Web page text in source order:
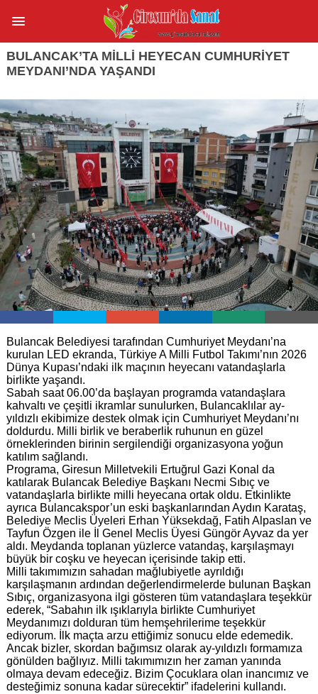
BULANCAK’TA MİLLİ HEYECAN CUMHURİYET
MEYDANI’NDA YAŞANDI
Bulancak Belediyesi tarafından Cumhuriyet Meydanı’na
kurulan LED ekranda, Türkiye A Milli Futbol Takımı’nın 2026
Dünya Kupası’ndaki ilk maçının heyecanı vatandaşlarla
birlikte yaşandı.
Sabah saat 06.00’da başlayan programda vatandaşlara
kahvaltı ve çeşitli ikramlar sunulurken, Bulancaklılar ay-
yıldızlı ekibimize destek olmak için Cumhuriyet Meydanı’nı
doldurdu. Milli birlik ve beraberlik ruhunun en güzel
örneklerinden birinin sergilendiği organizasyona yoğun
katılım sağlandı.
Programa, Giresun Milletvekili Ertuğrul Gazi Konal da
katılarak Bulancak Belediye Başkanı Necmi Sıbıç ve
vatandaşlarla birlikte milli heyecana ortak oldu. Etkinlikte
ayrıca Bulancakspor’un eski başkanlarından Aydın Karataş,
Belediye Meclis Üyeleri Erhan Yüksekdağ, Fatih Alpaslan ve
Tayfun Özgen ile İl Genel Meclis Üyesi Güngör Ayvaz da yer
aldı. Meydanda toplanan yüzlerce vatandaş, karşılaşmayı
büyük bir coşku ve heyecan içerisinde takip etti.
Milli takımımızın sahadan mağlubiyetle ayrıldığı
karşılaşmanın ardından değerlendirmelerde bulunan Başkan
Sıbıç, organizasyona ilgi gösteren tüm vatandaşlara teşekkür
ederek, “Sabahın ilk ışıklarıyla birlikte Cumhuriyet
Meydanımızı dolduran tüm hemşehrilerime teşekkür
ediyorum. İlk maçta arzu ettiğimiz sonucu elde edemedik.
Ancak bizler, skordan bağımsız olarak ay-yıldızlı formamıza
gönülden bağlıyız. Milli takımımızın her zaman yanında
olmaya devam edeceğiz. Bizim Çocuklara olan inancımız ve
desteğimiz sonuna kadar sürecektir” ifadelerini kullandı.